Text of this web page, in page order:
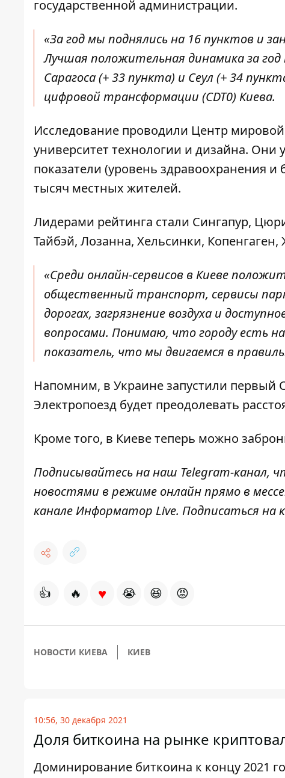
государственной администрации.
«За год мы поднялись на 16 пунктов и
Лучшая положительная динамика за год
Сарагоса (+ 33 пункта) и Сеул (+ 34
цифровой трансформации (CDT0) Киева.
Исследование проводили Центр
университет технологии и дизайна. Они
показатели (уровень здравоохранения и
тысяч местных жителей.
Лидерами рейтинга стали Сингапур,
Тайбэй, Лозанна, Хельсинки,
«Среди онлайн-сервисов в Киеве
общественный транспорт, сервисы
дорогах, загрязнение воздуха и
вопросами. Понимаю, что городу есть
показатель, что мы двигаемся в
Напомним, в Украинезапустили первый
Электропоезд будет преодолевать
Кроме того, в Киеве теперь можно
Подписывайтесь на наш Telegram-канал,
новостями в режиме онлайн прямо в
канале Информатор Live. Подписаться на
👍 🔥 ♥ 😭 😆 😡
НОВОСТИ КИЕВА КИЕВ
10:56, 30 декабря 2021
Доля биткоина на рынке
Доминирование биткоина к концу 2021